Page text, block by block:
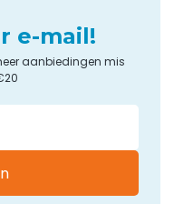
e-mail!
aanbiedingen mis